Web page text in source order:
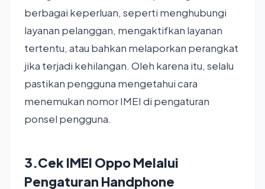
berbagai keperluan, seperti menghubungi
layanan pelanggan, mengaktifkan layanan
tertentu, atau bahkan melaporkan perangkat
jika terjadi kehilangan. Oleh karena itu, selalu
pastikan pengguna mengetahui cara
menemukan nomor IMEI di pengaturan
ponsel pengguna.
3.Cek IMEI Oppo Melalui
Pengaturan Handphone